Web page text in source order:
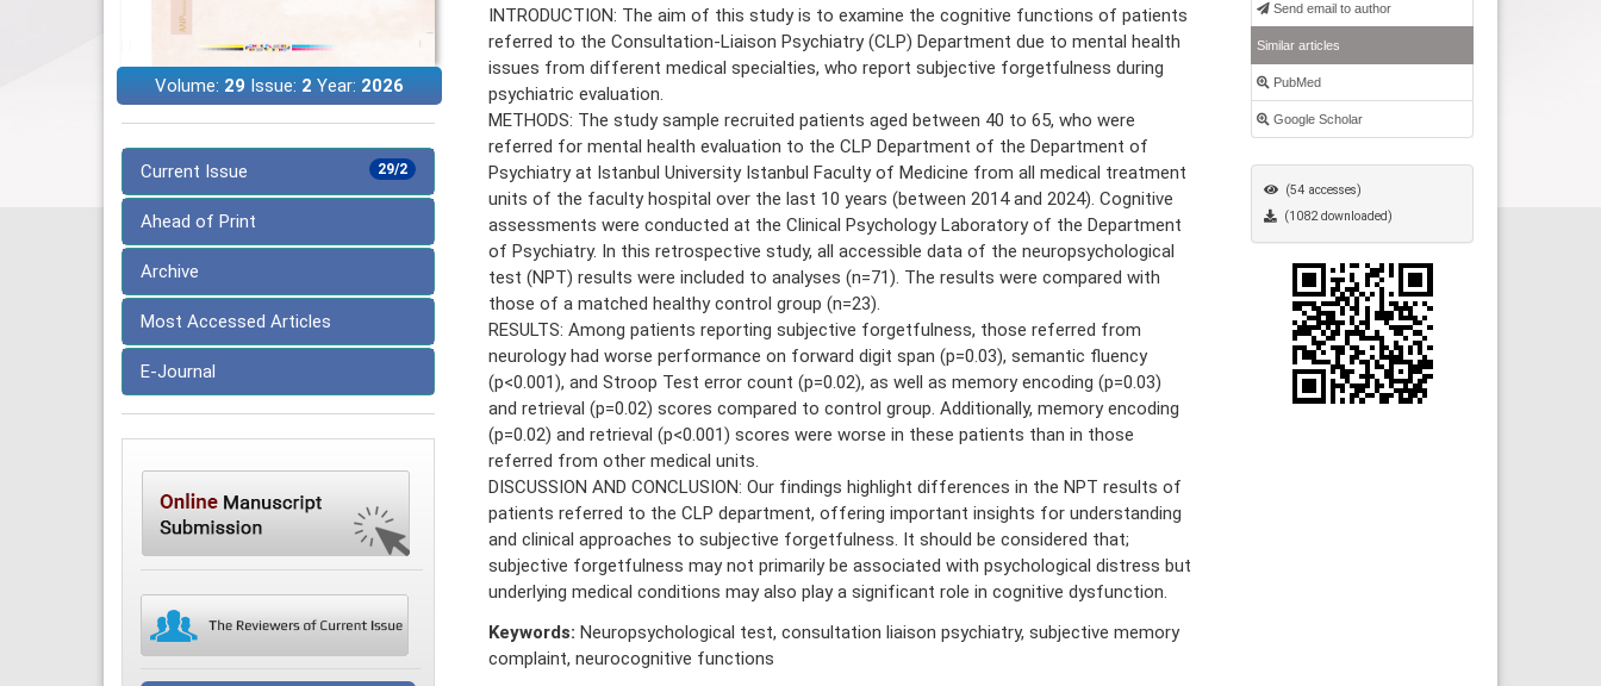
Volume: 29 Issue: 2 Year: 2026
29/2
Current Issue
Ahead of Print
Archive
Most Accessed Articles
E-Journal
INTRODUCTION: The aim of this study is to examine the cognitive functions of patients
referred to the Consultation-Liaison Psychiatry (CLP) Department due to mental health
issues from different medical specialties, who report subjective forgetfulness during
psychiatric evaluation.
METHODS: The study sample recruited patients aged between 40 to 65, who were
referred for mental health evaluation to the CLP Department of the Department of
Psychiatry at Istanbul University Istanbul Faculty of Medicine from all medical treatment
units of the faculty hospital over the last 10 years (between 2014 and 2024). Cognitive
assessments were conducted at the Clinical Psychology Laboratory of the Department
of Psychiatry. In this retrospective study, all accessible data of the neuropsychological
test (NPT) results were included to analyses (n=71). The results were compared with
those of a matched healthy control group (n=23).
RESULTS: Among patients reporting subjective forgetfulness, those referred from
neurology had worse performance on forward digit span (p=0.03), semantic fluency
(p<0.001), and Stroop Test error count (p=0.02), as well as memory encoding (p=0.03)
and retrieval (p=0.02) scores compared to control group. Additionally, memory encoding
(p=0.02) and retrieval (p<0.001) scores were worse in these patients than in those
referred from other medical units.
DISCUSSION AND CONCLUSION: Our findings highlight differences in the NPT results of
patients referred to the CLP department, offering important insights for understanding
and clinical approaches to subjective forgetfulness. It should be considered that;
subjective forgetfulness may not primarily be associated with psychological distress but
underlying medical conditions may also play a significant role in cognitive dysfunction.
Keywords: Neuropsychological test, consultation liaison psychiatry, subjective memory
complaint, neurocognitive functions
Send email to author
Similar articles
PubMed
Google Scholar
(54 accesses)
(1082 downloaded)